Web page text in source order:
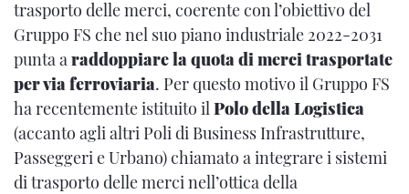
trasporto delle merci, coerente con l’obiettivo del
Gruppo FS che nel suo piano industriale 2022-2031
punta araddoppiare la quota di merci trasportate
per via ferroviaria. Per questo motivo il Gruppo FS
ha recentemente istituito ilPolo della Logistica
(accanto agli altri Poli di Business Infrastrutture,
Passeggeri e Urbano) chiamato a integrare i sistemi
di trasporto delle merci nell’ottica della